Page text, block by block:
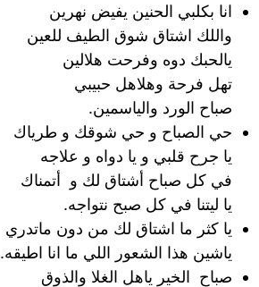
انا بكلبي الحنين يفيض نهرين
واللك اشتاق شوق الطيف للعين
يالحبك دوه وفرحت هلالين
تهل فرحة وهلاهل حبيبي
صباح الورد والياسمين.
حي الصباح و حي شوقك و طرياك
يا جرح قلبي و يا دواه و علاجه
في كل صباح أشتاق لك و أتمناك
يا ليتنا في كل صبح نتواجه.
يا كثر ما اشتاق لك من دون ماتدري
ياشين هذا الشعور اللي ما انا اطيقه.
صباح الخير ياهل الغلا والذوق